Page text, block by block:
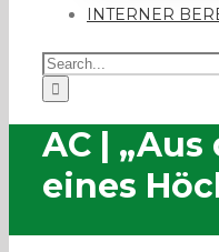
INTERNER
AC |
eines